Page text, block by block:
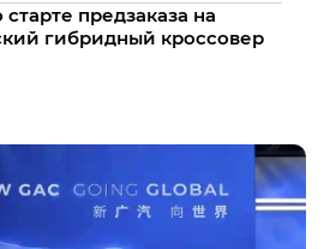
старте предзаказа на
гибридный кроссовер